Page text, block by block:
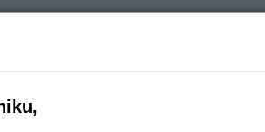
83-110 Tczew